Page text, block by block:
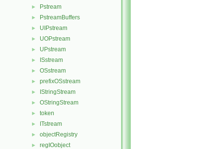
► Pstream
► PstreamBuffers
► UIPstream
► UOPstream
► UPstream
► ISstream
► OSstream
► prefixOSstream
► IStringStream
► OStringStream
► token
► ITstream
► objectRegistry
► regIOobject